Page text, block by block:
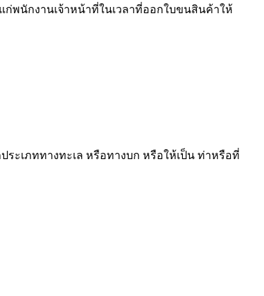
พนักงานเจ้าหน้าที่ในเวลาที่ออกใบขนสินค้าให้
ะเภททางทะเล หรือทางบก หรือให้เป็น ท่าหรือที่